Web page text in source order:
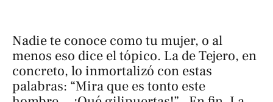
Nadie te conoce como tu mujer, o al
menos eso dice el tópico. La de Tejero, en
concreto, lo inmortalizó con estas
palabras: “Mira que es tonto este